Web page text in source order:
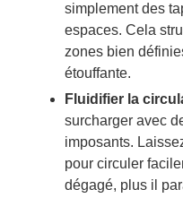
simplement des
espaces. Cela
zones bien
étouffante.
Fluidifier la
surcharger avec
imposants.
pour circuler
dégagé, plus il